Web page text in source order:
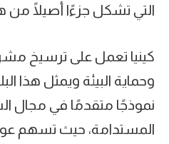
التي تشكل جزءًا أصيلًا من
كينيا تعمل على ترسيخ
وحماية البيئة ويمثل هذا
نموذجًا متقدمًا في مجال
المستدامة، حيث تسهم